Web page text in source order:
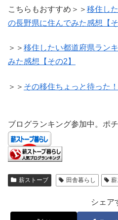
こちらもおすすめ＞＞ 移住し
の長野県に住んでみた感想【そ
＞＞ 移住したい都道府県ラン
みた感想【その2】
＞＞ その移住ちょっと待った
ブログランキング参加中。ポ
薪ストーブ 田舎暮らし
シェア